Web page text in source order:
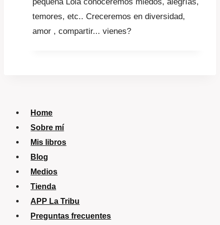
temores, etc.. Creceremos en diversidad,
amor , compartir... vienes?
Home
Sobre mí
Mis libros
Blog
Medios
Tienda
APP La Tribu
Preguntas frecuentes